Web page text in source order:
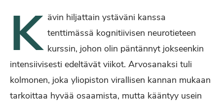
K ävin hiljattain ystäväni kanssa
tenttimässä kognitiivisen neurotieteen
kurssin, johon olin päntännyt jokseenkin
intensiivisesti edeltävät viikot. Arvosanaksi tuli
kolmonen, joka yliopiston virallisen kannan mukaan
tarkoittaa hyvää osaamista, mutta kääntyy usein